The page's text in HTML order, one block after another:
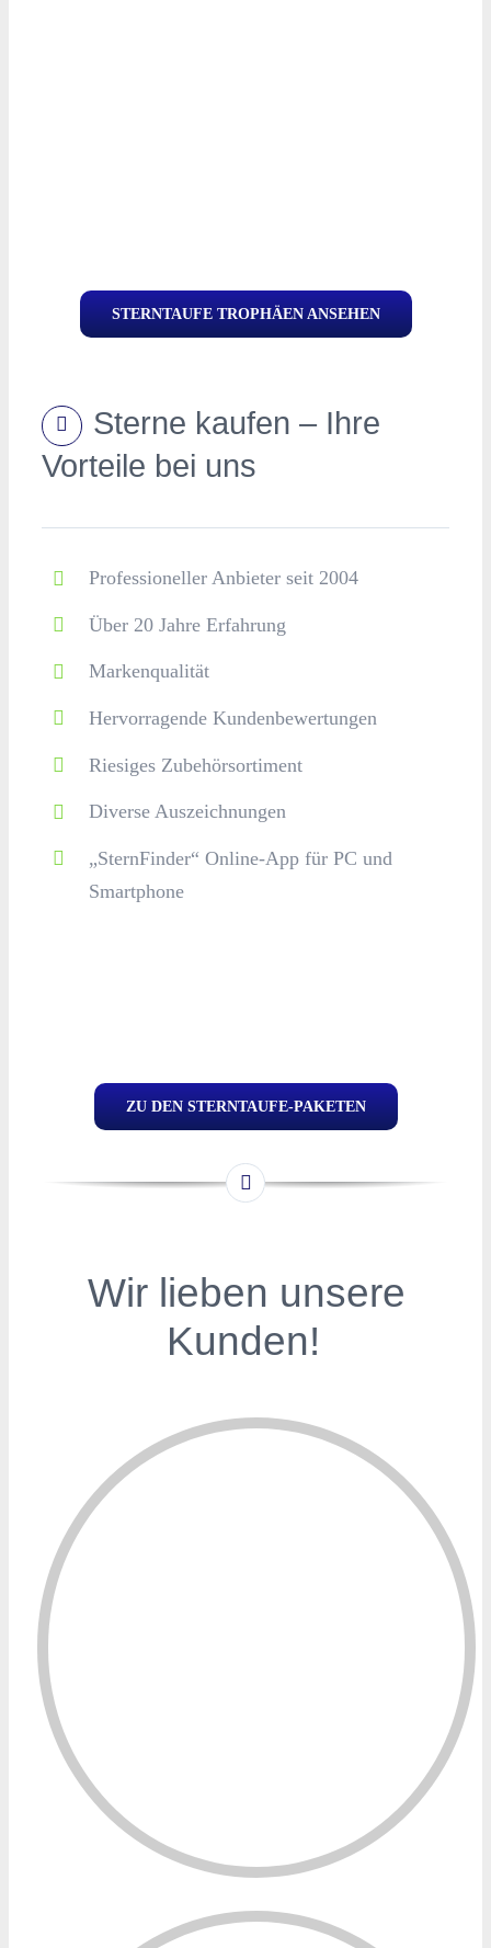
STERNTAUFE TROPHÄEN ANSEHEN
Sterne kaufen – Ihre
Vorteile bei uns
Professioneller Anbieter seit 2004
Über 20 Jahre Erfahrung
Markenqualität
Hervorragende Kundenbewertungen
Riesiges Zubehörsortiment
Diverse Auszeichnungen
„SternFinder“ Online-App für PC und
Smartphone
ZU DEN STERNTAUFE-PAKETEN
Wir lieben unsere
Kunden!